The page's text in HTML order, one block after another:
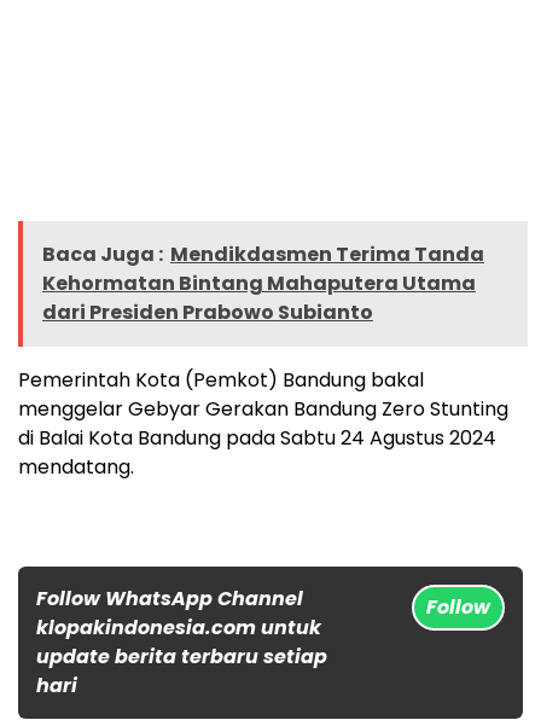
Baca Juga : Mendikdasmen Terima Tanda
Kehormatan Bintang Mahaputera Utama
dari Presiden Prabowo Subianto
Pemerintah Kota (Pemkot) Bandung bakal
menggelar Gebyar Gerakan Bandung Zero Stunting
di Balai Kota Bandung pada Sabtu 24 Agustus 2024
mendatang.
Follow WhatsApp Channel
klopakindonesia.com untuk
update berita terbaru setiap
hari
Follow